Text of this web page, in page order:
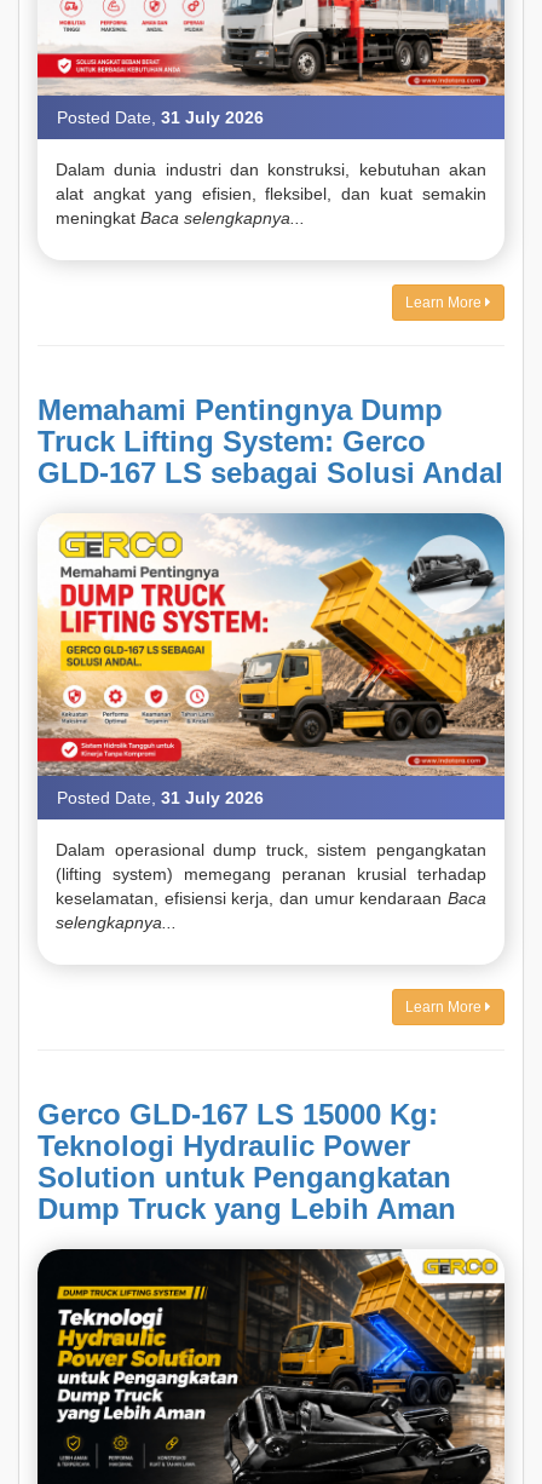
Posted Date, 31 July 2026
Dalam dunia industri dan konstruksi, kebutuhan akan
alat angkat yang efisien, fleksibel, dan kuat semakin
meningkat Baca selengkapnya...
Learn More
Memahami Pentingnya Dump
Truck Lifting System: Gerco
GLD-167 LS sebagai Solusi Andal
Posted Date, 31 July 2026
Dalam operasional dump truck, sistem pengangkatan
(lifting system) memegang peranan krusial terhadap
keselamatan, efisiensi kerja, dan umur kendaraan Baca
selengkapnya...
Learn More
Gerco GLD-167 LS 15000 Kg:
Teknologi Hydraulic Power
Solution untuk Pengangkatan
Dump Truck yang Lebih Aman